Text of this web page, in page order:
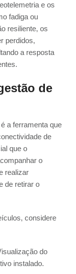
e os
fadiga ou
resiliente, os
perdidos,
a resposta
de
a ferramenta que
de
que o
o
realizar
de retirar o
considere
do
instalado.